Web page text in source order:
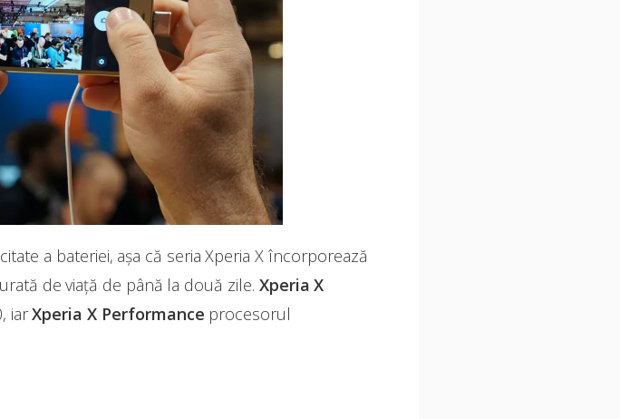
a bateriei, așa că seria Xperia X încorporează
de viață de până la două zile. Xperia X
iarXperia X Performance procesorul